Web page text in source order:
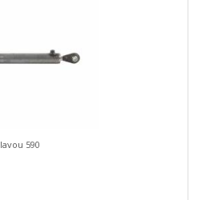
590